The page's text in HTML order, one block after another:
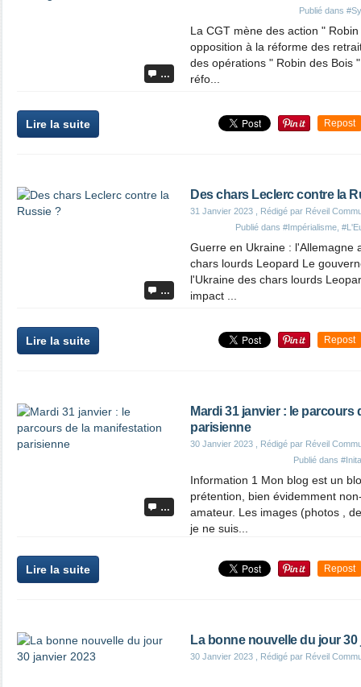
…
Publié dans
La CGT mène des action "
opposition à la réforme des
des opérations " Robin des Bois
réfo...
Lire la suite Repost
…
Des chars Leclerc contre la
31 Janvier 2023 , Rédigé par Réveil
Publié dans #Impérialisme
Guerre en Ukraine : l'Allemagne
chars lourds Leopard Le
l'Ukraine des chars lourds
impact ...
Lire la suite Repost
…
Mardi 31 janvier : le parcours
parisienne
30 Janvier 2023 , Rédigé par Réveil
Publié dans
Information 1 Mon blog est un
prétention, bien évidemment
amateur. Les images (photos ,
je ne suis...
Lire la suite Repost
La bonne nouvelle du jour 30
30 Janvier 2023 , Rédigé par Réveil